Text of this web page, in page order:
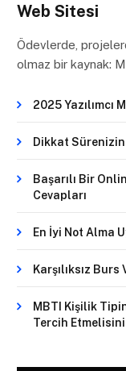
Web Sitesi
Ödevlerde,
olmaz bir kaynak:
2025 Yazılımcı
Dikkat Sürenizin
Başarılı Bir
Cevapları
En İyi Not Alma
Karşılıksız
MBTI Kişilik
Tercih